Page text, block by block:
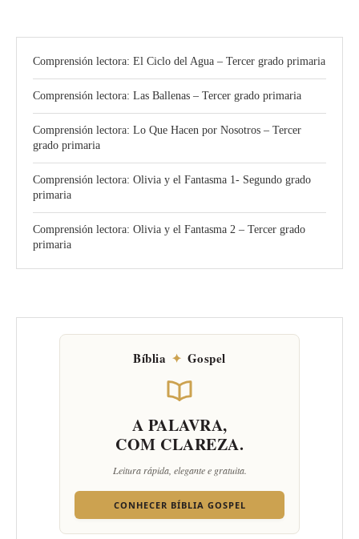
Comprensión lectora: El Ciclo del Agua – Tercer grado primaria
Comprensión lectora: Las Ballenas – Tercer grado primaria
Comprensión lectora: Lo Que Hacen por Nosotros – Tercer
grado primaria
Comprensión lectora: Olivia y el Fantasma 1- Segundo grado
primaria
Comprensión lectora: Olivia y el Fantasma 2 – Tercer grado
primaria
Bíblia ✦ Gospel
A PALAVRA,
COM CLAREZA.
Leitura rápida, elegante e gratuita.
CONHECER BÍBLIA GOSPEL